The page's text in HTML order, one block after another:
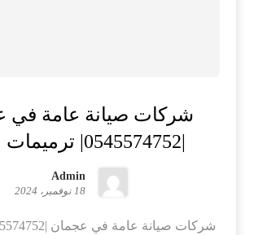
شركات صيانة عامة في
Admin
18 نوفمبر، 2024